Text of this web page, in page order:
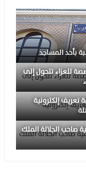
بأحد المساجد
للعزاء تتحول إلى
تعريف إلكترونية
صاحب الجلالة الملك